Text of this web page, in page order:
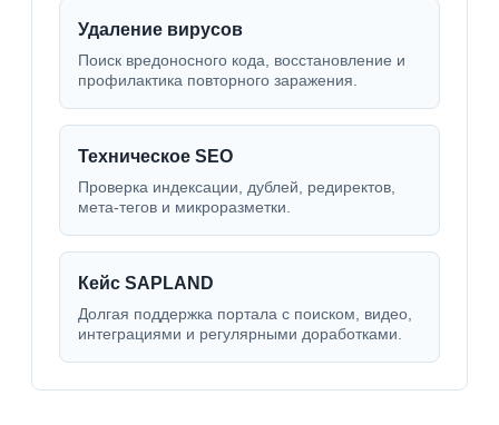
Удаление вирусов
Поиск вредоносного кода, восстановление и
профилактика повторного заражения.
Техническое SEO
Проверка индексации, дублей, редиректов,
мета-тегов и микроразметки.
Кейс SAPLAND
Долгая поддержка портала с поиском, видео,
интеграциями и регулярными доработками.